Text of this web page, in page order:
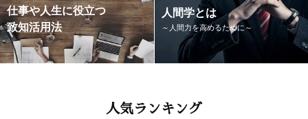
仕事や人生に役立つ
致知活用法
人間学とは
～人間力を高めるために～
人気ランキング